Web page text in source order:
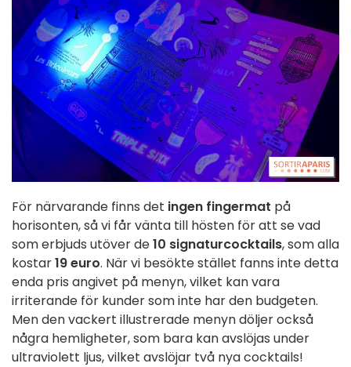
För närvarande finns det ingen fingermat på
horisonten, så vi får vänta till hösten för att se vad
som erbjuds utöver de10 signaturcocktails, som alla
kostar19 euro. När vi besökte stället fanns inte detta
enda pris angivet på menyn, vilket kan vara
irriterande för kunder som inte har den budgeten.
Men den vackert illustrerade menyn döljer också
några hemligheter, som bara kan avslöjas under
ultraviolett ljus, vilket avslöjar två nya cocktails!